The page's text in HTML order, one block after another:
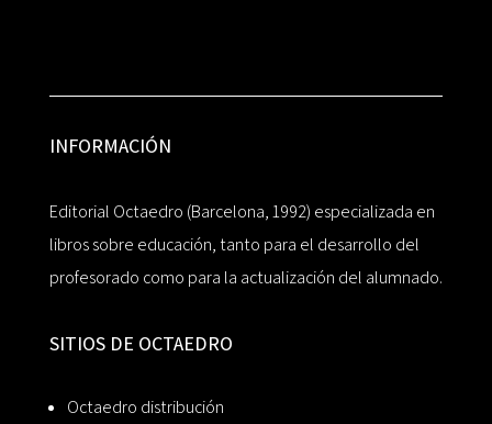
INFORMACIÓN
Editorial Octaedro (Barcelona, 1992) especializada en
libros sobre educación, tanto para el desarrollo del
profesorado como para la actualización del alumnado.
SITIOS DE OCTAEDRO
Octaedro distribución